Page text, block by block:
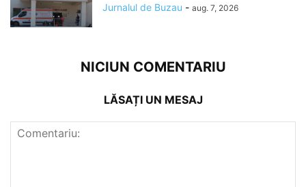
Jurnalul de Buzau - aug. 7, 2026
NICIUN COMENTARIU
LĂSAȚI UN MESAJ